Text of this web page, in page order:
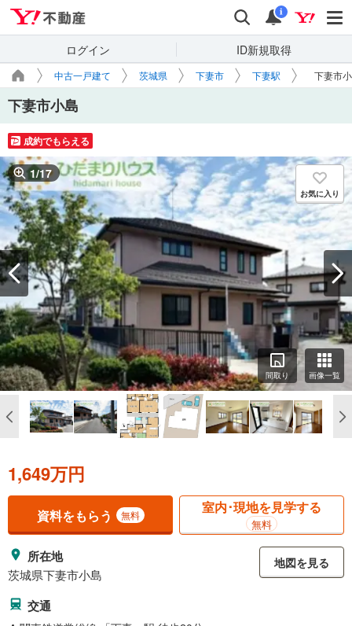
検索 通知
i
ログイン ID新規取得
中古一戸建て 茨城県 下妻市 下妻駅 下妻市
下妻市小島
成約でもらえる
1/17
お気に入り
間取り 画像一覧
1,649万円
資料をもらう 無料 室内･現地を見学する
無料
所在地
茨城県下妻市小島
地図を見る
交通